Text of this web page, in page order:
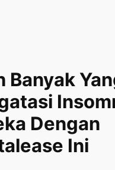
Banyak
Dengan
Ini